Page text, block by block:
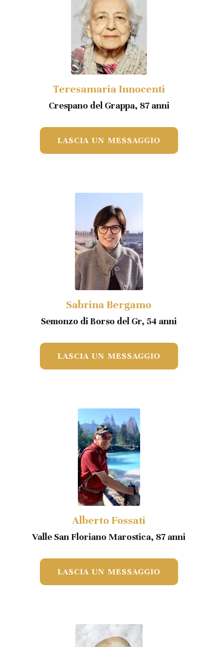
Teresamaria Innocenti
Crespano del Grappa, 87 anni
LASCIA UN MESSAGGIO
Sabrina Bergamo
Semonzo di Borso del Gr, 54 anni
LASCIA UN MESSAGGIO
Alberto Fossati
Valle San Floriano Marostica, 87 anni
LASCIA UN MESSAGGIO